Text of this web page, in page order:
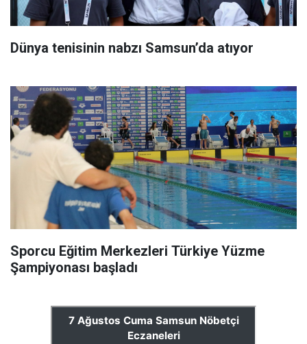
Dünya tenisinin nabzı Samsun’da atıyor
Sporcu Eğitim Merkezleri Türkiye Yüzme
Şampiyonası başladı